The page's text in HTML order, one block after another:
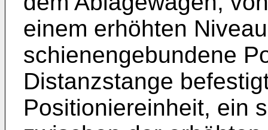
einem erhöhten
schienengebundene
Distanzstange
Positioniereinheit, ein